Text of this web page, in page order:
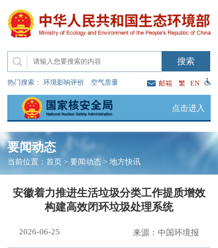
热门搜索： 环境影响评价 空气质量 邮箱 繁 EN
点击进入
要闻动态
当前位置： 首页> 要闻动态 > 地方快讯
安徽着力推进生活垃圾分类工作提质增效
构建高效闭环垃圾处理系统
2026-06-25 来源：中国环境报